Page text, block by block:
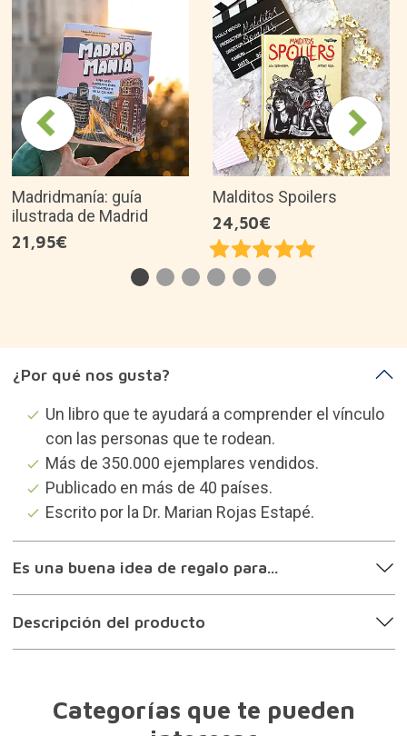
Madridmanía: guía
ilustrada de Madrid
21,95€
Malditos Spoilers
24,50€
¿Por qué nos gusta?
Un libro que te ayudará a comprender el vínculo
con las personas que te rodean.
Más de 350.000 ejemplares vendidos.
Publicado en más de 40 países.
Escrito por la Dr. Marian Rojas Estapé.
Es una buena idea de regalo para...
Descripción del producto
Categorías que te pueden